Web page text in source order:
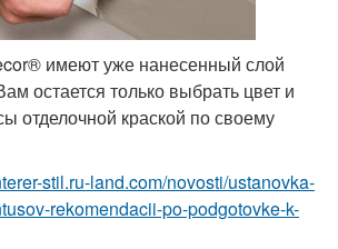
имеют уже нанесенный слой
остается только выбрать цвет и
отделочной краской по своему
stil.ru-land.com/novosti/ustanovka-
rekomendacii-po-podgotovke-k-